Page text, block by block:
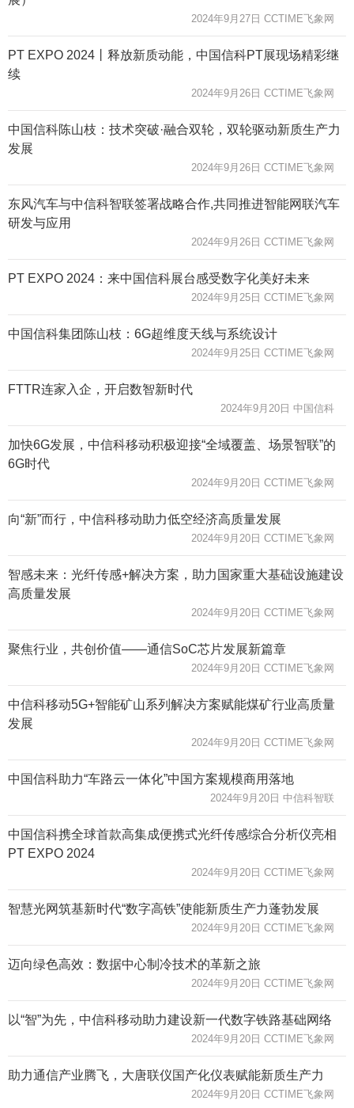
2024年9月27日 CCTIME飞象网
PT EXPO 2024丨释放新质动能，中国信科PT展现场精彩继
续
2024年9月26日 CCTIME飞象网
中国信科陈山枝：技术突破·融合双轮，双轮驱动新质生产力
发展
2024年9月26日 CCTIME飞象网
东风汽车与中信科智联签署战略合作,共同推进智能网联汽车
研发与应用
2024年9月26日 CCTIME飞象网
PT EXPO 2024：来中国信科展台感受数字化美好未来
2024年9月25日 CCTIME飞象网
中国信科集团陈山枝：6G超维度天线与系统设计
2024年9月25日 CCTIME飞象网
FTTR连家入企，开启数智新时代
2024年9月20日 中国信科
加快6G发展，中信科移动积极迎接“全域覆盖、场景智联”的
6G时代
2024年9月20日 CCTIME飞象网
向“新”而行，中信科移动助力低空经济高质量发展
2024年9月20日 CCTIME飞象网
智感未来：光纤传感+解决方案，助力国家重大基础设施建设
高质量发展
2024年9月20日 CCTIME飞象网
聚焦行业，共创价值——通信SoC芯片发展新篇章
2024年9月20日 CCTIME飞象网
中信科移动5G+智能矿山系列解决方案赋能煤矿行业高质量
发展
2024年9月20日 CCTIME飞象网
中国信科助力“车路云一体化”中国方案规模商用落地
2024年9月20日 中信科智联
中国信科携全球首款高集成便携式光纤传感综合分析仪亮相
PT EXPO 2024
2024年9月20日 CCTIME飞象网
智慧光网筑基新时代“数字高铁”使能新质生产力蓬勃发展
2024年9月20日 CCTIME飞象网
迈向绿色高效：数据中心制冷技术的革新之旅
2024年9月20日 CCTIME飞象网
以“智”为先，中信科移动助力建设新一代数字铁路基础网络
2024年9月20日 CCTIME飞象网
助力通信产业腾飞，大唐联仪国产化仪表赋能新质生产力
2024年9月20日 CCTIME飞象网